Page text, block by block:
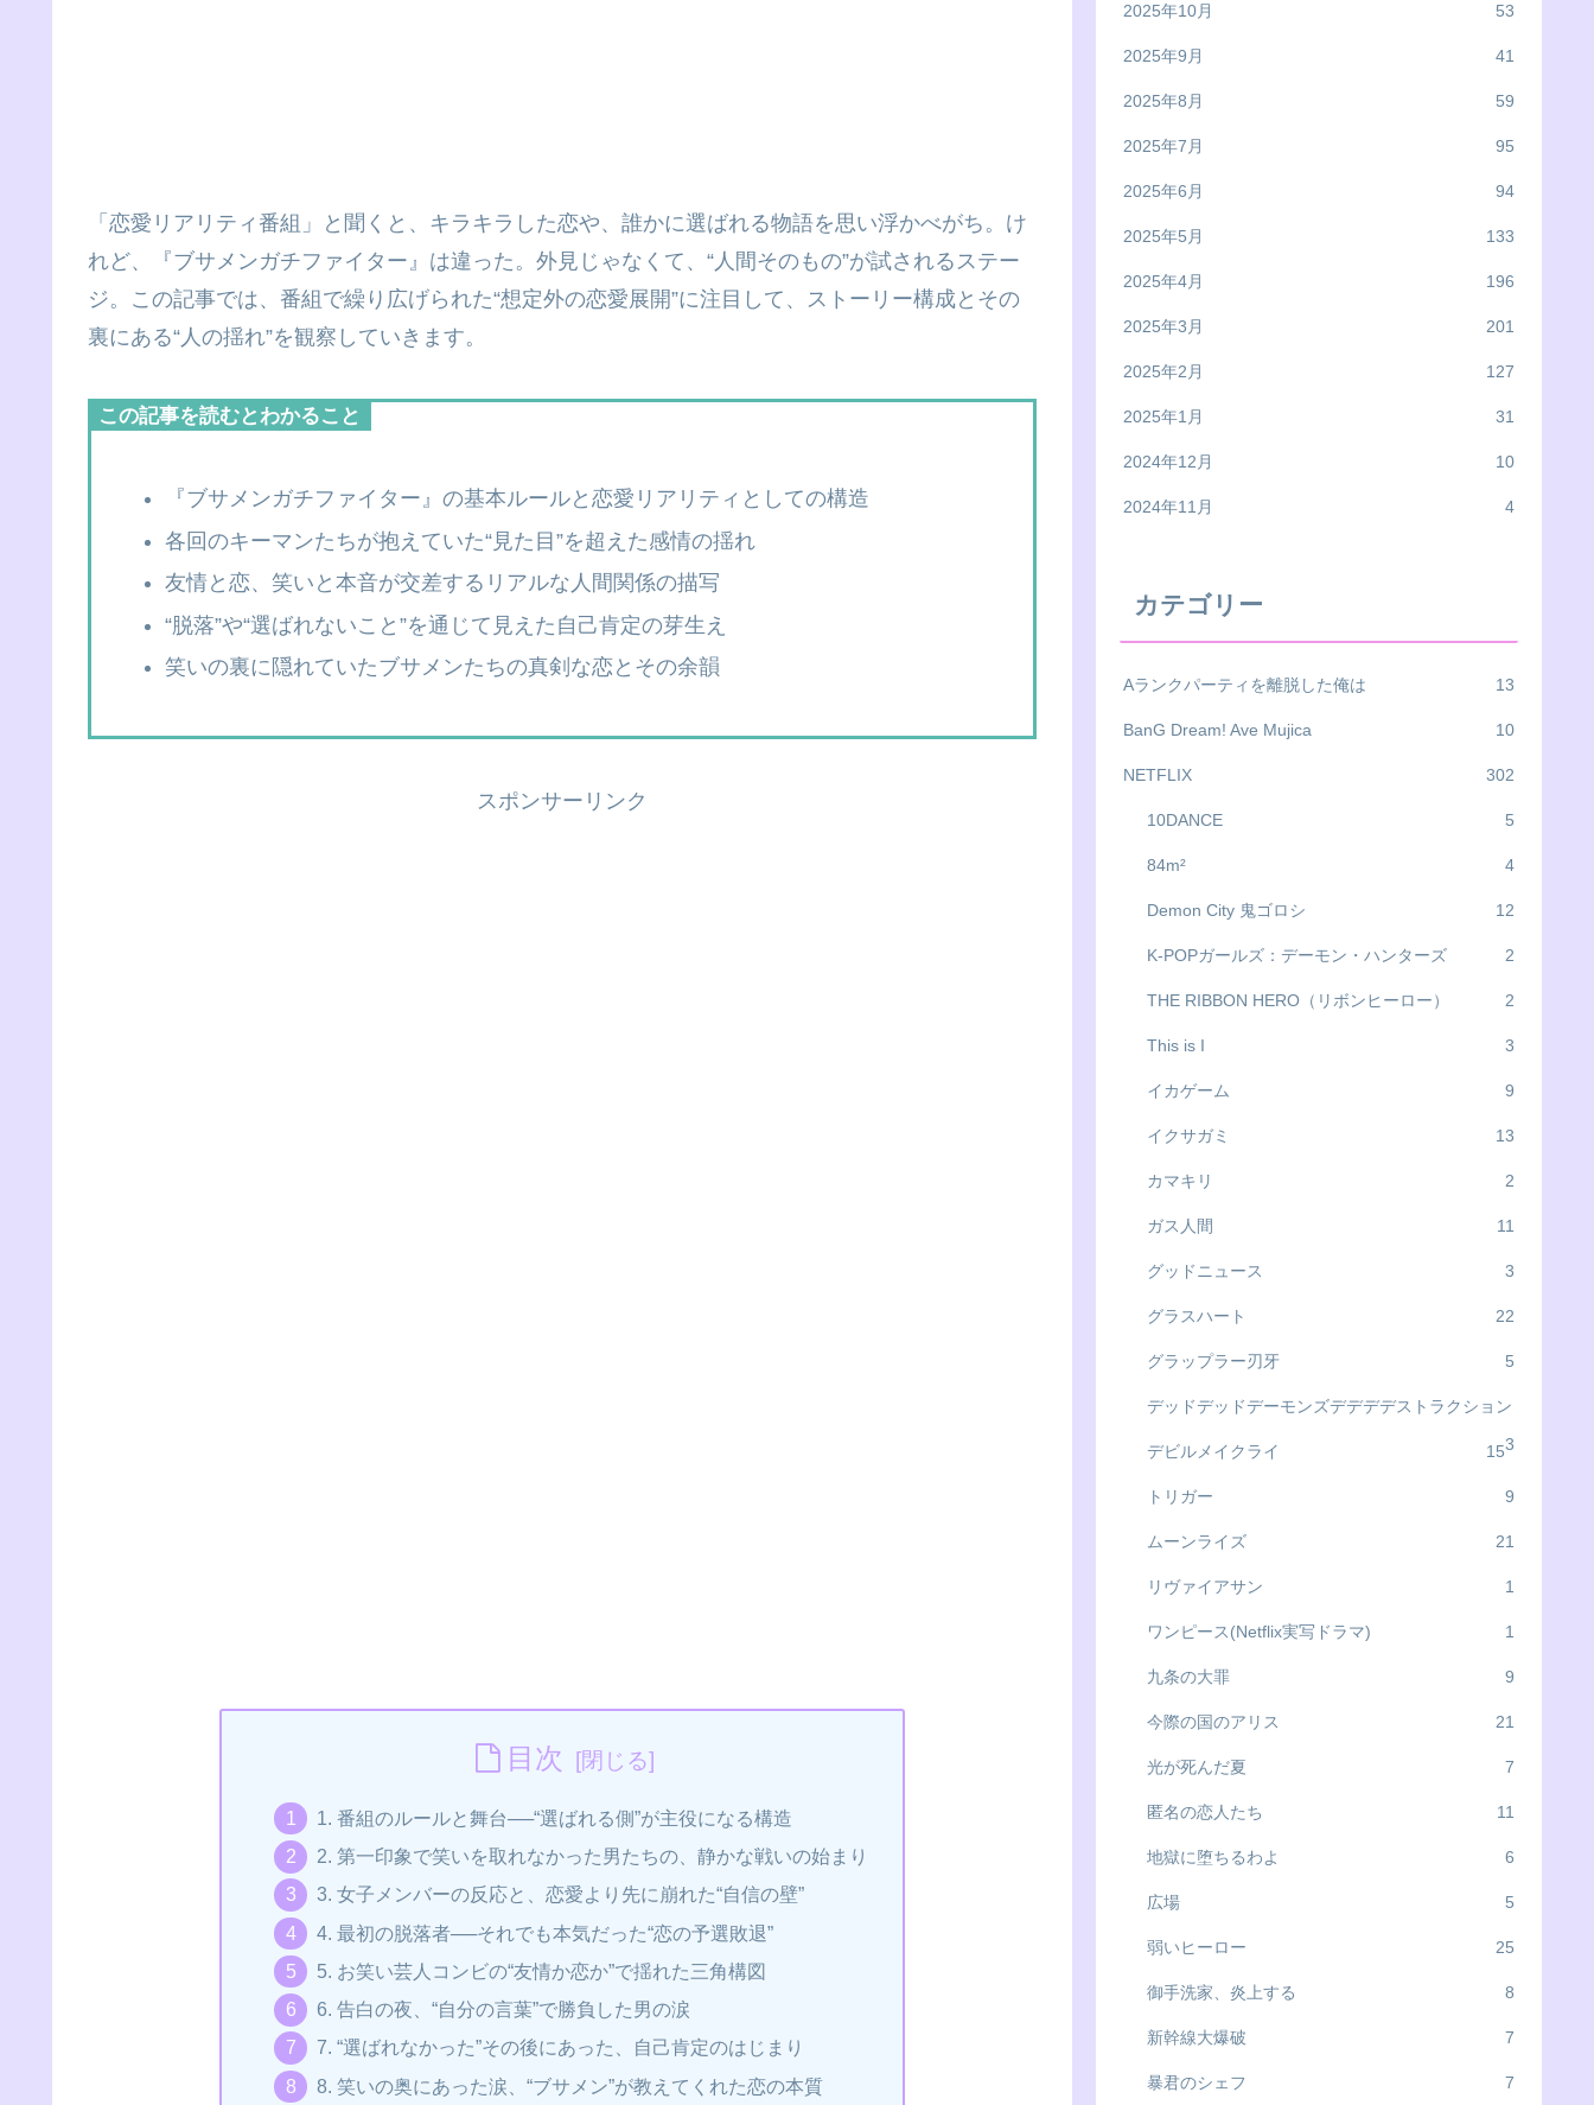
「恋愛リアリティ番組」と聞くと、キラキラした恋や、誰かに選ばれる物語を思い浮かべがち。け
れど、『ブサメンガチファイター』は違った。外見じゃなくて、“人間そのもの”が試されるステー
ジ。この記事では、番組で繰り広げられた“想定外の恋愛展開”に注目して、ストーリー構成とその
裏にある“人の揺れ”を観察していきます。
この記事を読むとわかること
『ブサメンガチファイター』の基本ルールと恋愛リアリティとしての構造
各回のキーマンたちが抱えていた“見た目”を超えた感情の揺れ
友情と恋、笑いと本音が交差するリアルな人間関係の描写
“脱落”や“選ばれないこと”を通じて見えた自己肯定の芽生え
笑いの裏に隠れていたブサメンたちの真剣な恋とその余韻
スポンサーリンク
目次
1. 番組のルールと舞台──“選ばれる側”が主役になる構造
2. 第一印象で笑いを取れなかった男たちの、静かな戦いの始まり
3. 女子メンバーの反応と、恋愛より先に崩れた“自信の壁”
4. 最初の脱落者──それでも本気だった“恋の予選敗退”
5. お笑い芸人コンビの“友情か恋か”で揺れた三角構図
6. 告白の夜、“自分の言葉”で勝負した男の涙
7. “選ばれなかった”その後にあった、自己肯定のはじまり
8. 笑いの奥にあった涙、“ブサメン”が教えてくれた恋の本質
2025年10月 53
2025年9月 41
2025年8月 59
2025年7月 95
2025年6月 94
2025年5月 133
2025年4月 196
2025年3月 201
2025年2月 127
2025年1月 31
2024年12月 10
2024年11月 4
カテゴリー
Aランクパーティを離脱した俺は 13
BanG Dream! Ave Mujica 10
NETFLIX 302
10DANCE 5
84m² 4
Demon City 鬼ゴロシ 12
K-POPガールズ：デーモン・ハンターズ 2
THE RIBBON HERO（リボンヒーロー） 2
This is I 3
イカゲーム 9
イクサガミ 13
カマキリ 2
ガス人間 11
グッドニュース 3
グラスハート 22
グラップラー刃牙 5
デッドデッドデーモンズデデデデストラクション
3
デビルメイクライ 15
トリガー 9
ムーンライズ 21
リヴァイアサン 1
ワンピース(Netflix実写ドラマ) 1
九条の大罪 9
今際の国のアリス 21
光が死んだ夏 7
匿名の恋人たち 11
地獄に堕ちるわよ 6
広場 5
弱いヒーロー 25
御手洗家、炎上する 8
新幹線大爆破 7
暴君のシェフ 7